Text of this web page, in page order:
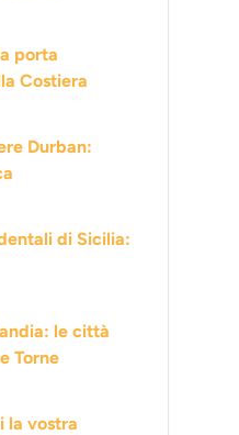
porta
Costiera
Durban:
di Sicilia:
le città
Torne
la vostra